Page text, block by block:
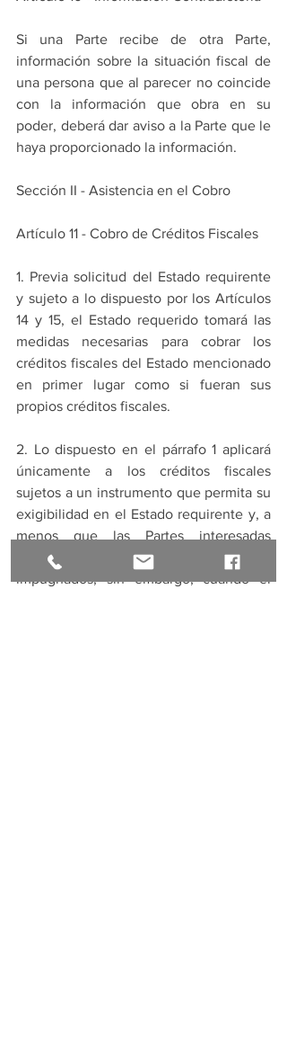
Si una Parte recibe de otra Parte,
información sobre la situación fiscal de
una persona que al parecer no coincide
con la información que obra en su
poder, deberá dar aviso a la Parte que le
haya proporcionado la información.
Sección II - Asistencia en el Cobro
Artículo 11 - Cobro de Créditos Fiscales
1. Previa solicitud del Estado requirente
y sujeto a lo dispuesto por los Artículos
14 y 15, el Estado requerido tomará las
medidas necesarias para cobrar los
créditos fiscales del Estado mencionado
en primer lugar como si fueran sus
propios créditos fiscales.
2. Lo dispuesto en el párrafo 1 aplicará
únicamente a los créditos fiscales
sujetos a un instrumento que permita su
exigibilidad en el Estado requirente y, a
menos que las Partes interesadas
acuerden lo contrario, que no sean
impugnados; sin embargo, cuando el